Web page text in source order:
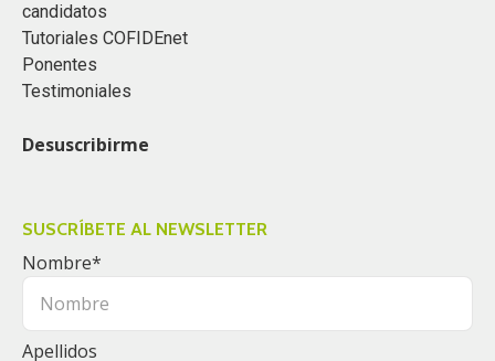
candidatos
Tutoriales COFIDEnet
Ponentes
Testimoniales
Desuscribirme
SUSCRÍBETE AL NEWSLETTER
Nombre*
Apellidos